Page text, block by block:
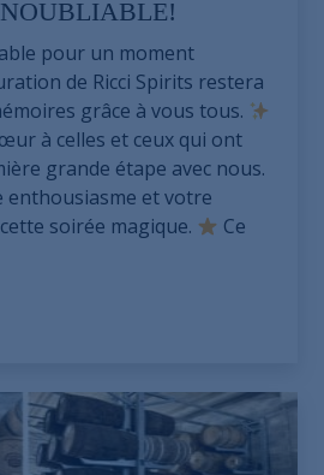
pour un moment
de Ricci Spirits restera
grâce à vous tous.
à celles et ceux qui ont
grande étape avec nous.
enthousiasme et votre
soirée magique.
Ce